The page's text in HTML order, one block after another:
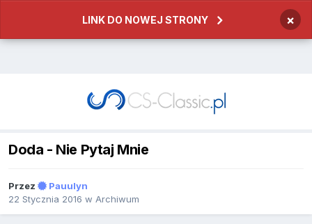
LINK DO NOWEJ STRONY ×
Doda - Nie Pytaj Mnie
Przez
Pauulyn
22 Stycznia 2016 w Archiwum